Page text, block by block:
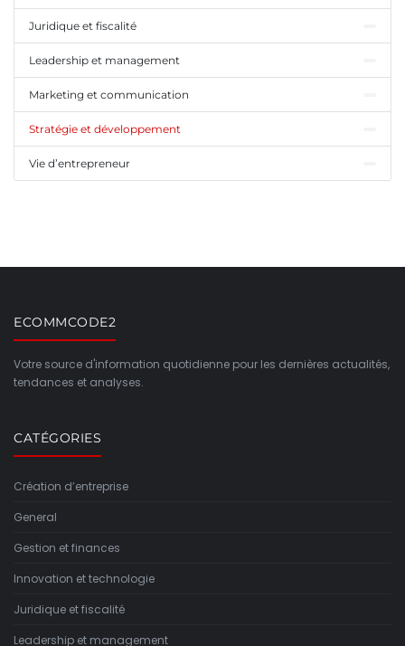
Juridique et fiscalité
Leadership et management
Marketing et communication
Stratégie et développement
Vie d’entrepreneur
ECOMMCODE2
Votre source d'information quotidienne pour les dernières actualités,
tendances et analyses.
CATÉGORIES
Création d’entreprise
General
Gestion et finances
Innovation et technologie
Juridique et fiscalité
Leadership et management